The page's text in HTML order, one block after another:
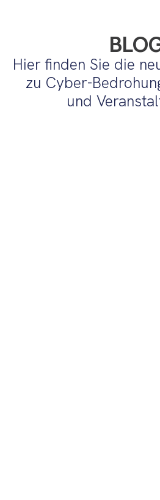
Hier finden Sie die
zu Cyber-
und